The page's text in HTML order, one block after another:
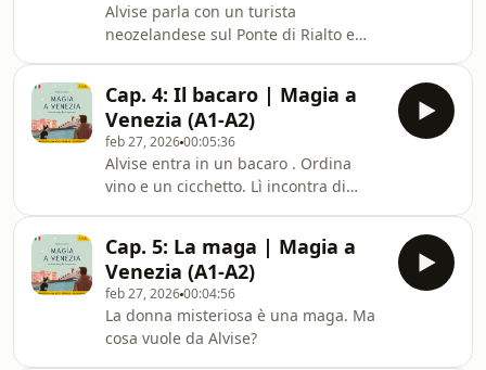
Alvise parla con un turista
neozelandese sul Ponte di Rialto e
che lo guarda in modo ipnotico.
Cap. 4: Il bacaro | Magia a
Venezia (A1-A2)
feb 27, 202600:05:36
Alvise entra in un bacaro . Ordina
vino e un cicchetto. Lì incontra di
Cap. 5: La maga | Magia a
Venezia (A1-A2)
feb 27, 202600:04:56
La donna misteriosa è una maga. Ma
cosa vuole da Alvise?